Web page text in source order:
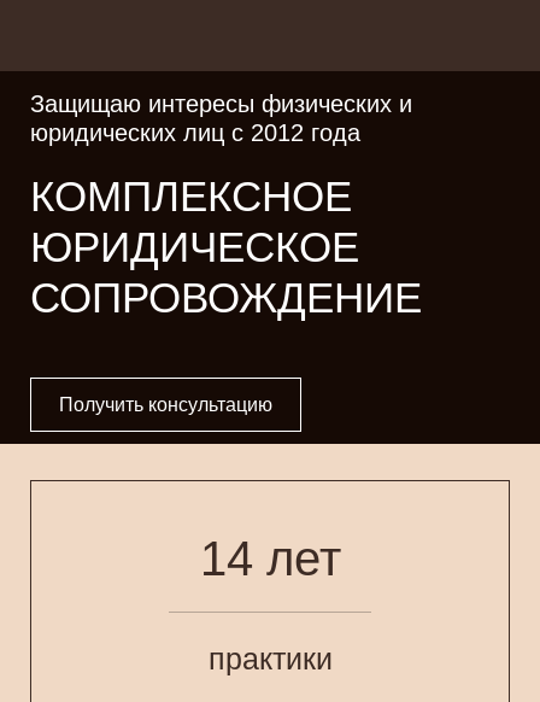
Защищаю интересы физических и
юридических лиц с 2012 года
КОМПЛЕКСНОЕ
ЮРИДИЧЕСКОЕ
СОПРОВОЖДЕНИЕ
Получить консультацию
14 лет
практики